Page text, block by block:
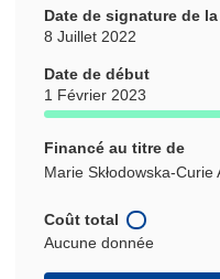
Date de signature de la
8 Juillet 2022
Date de début
1 Février 2023
Financé au titre de
Marie Skłodowska-Curie
Coût total
Aucune donnée